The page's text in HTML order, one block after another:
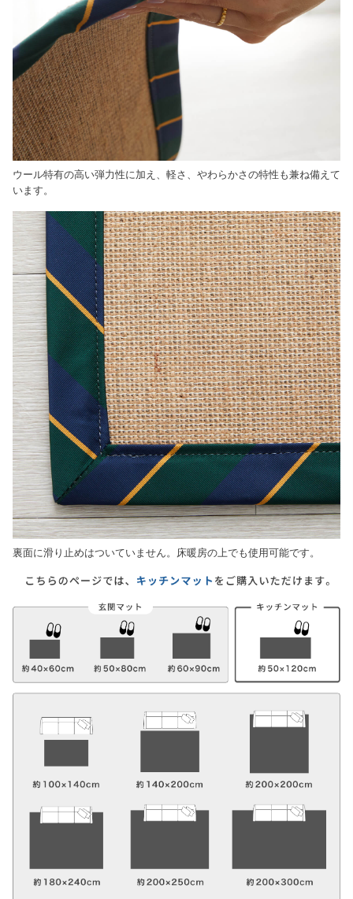
ウール特有の高い弾力性に加え、軽さ、やわらかさの特性も兼ね備えて
います。
裏面に滑り止めはついていません。床暖房の上でも使用可能です。